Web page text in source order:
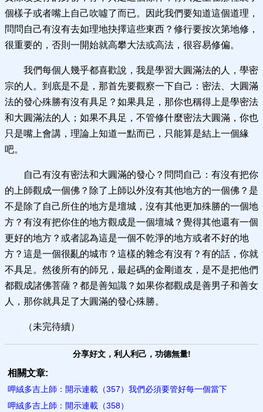
個樣子或者嘴上自己吹噓了而已。因此我們要知道這個道理，
問問自己有沒有去如理地抉擇這些東西？修行要按次第地修，
很重要的，否則一開始就高攀大法或高法，很容易修偏。
我們每個人幾乎都喜歡說，我是學習大圓滿法的人，學密
宗的人。到底是不是，那首先要觀察一下自己：密法、大圓滿
法的發心殊勝有沒有具足？如果具足，那你也稱得上是學密法
和大圓滿法的人；如果不具足，不管修什麼密法大圓滿，你也
只是嘴上會講，理論上知道一點而已，只能算是結上一個緣
吧。
自己有沒有密法和大圓滿的發心？問問自己：有沒有把你
的上師觀成一個佛？除了上師以外沒有其他地方的一個佛？是
不是除了自己所住的地方是壇城，沒有其他更加殊勝的一個地
方？有沒有把你住的地方觀成是一個壇城？覺得其他還有一個
更好的地方？或者認為這是一個不乾淨的地方或者不好的地
方？這是一個很亂的城市？這樣的雜念有沒有？有的話，你就
不具足。然後所有的師兄，最起碼的金剛道友，是不是把他們
都觀成諸佛菩薩？都是善知識？如果你都觀成是善男子和善女
人，那你就具足了大圓滿的發心殊勝。
（未完待續）
分享好文，利人利己，功德無量!
相關文章:
呷絨多吉上師：開示連載（357）我們必須要管好每一個當下
呷絨多吉上師：開示連載（358）